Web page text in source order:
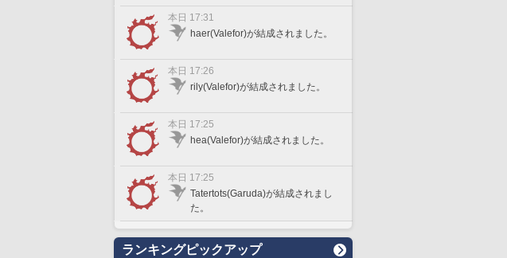
本日 17:31
haer(Valefor)が結成されました。
本日 17:26
rily(Valefor)が結成されました。
本日 17:25
hea(Valefor)が結成されました。
本日 17:25
Tatertots(Garuda)が結成されまし
た。
ランキングピックアップ